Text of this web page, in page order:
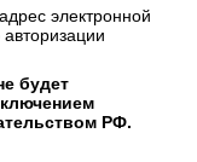
электронной
будет
РФ.